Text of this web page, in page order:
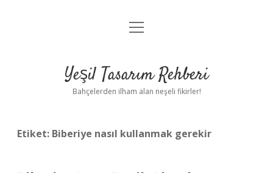
Anasayfa
Yasal Uyarı
menüyü
Yeşil Tasarım Rehberi
Bahçelerden ilham alan neşeli fikirler!
Etiket: Biberiye nasıl kullanmak gerekir